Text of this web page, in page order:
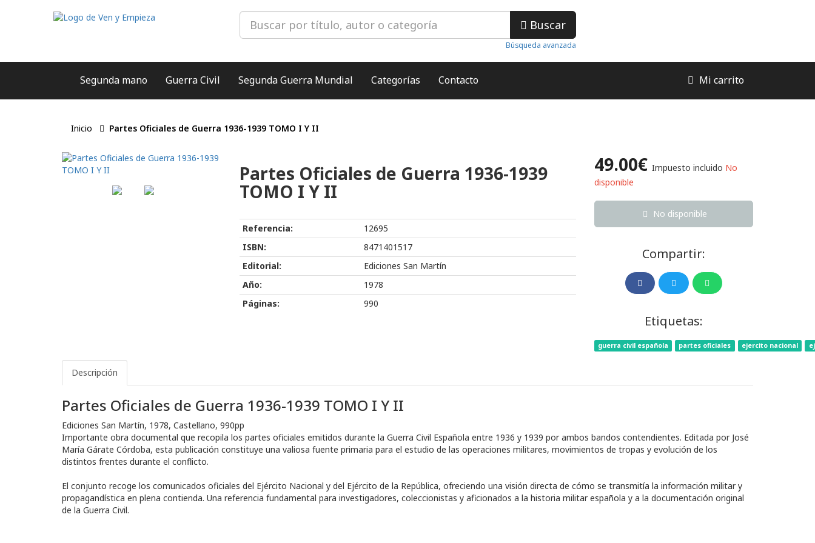
Buscar
Búsqueda avanzada
Segunda mano Guerra Civil Segunda Guerra Mundial Categorías Contacto Mi carrito
Inicio Partes Oficiales de Guerra 1936-1939 TOMO I Y II
Partes Oficiales de Guerra 1936-1939
TOMO I Y II
Referencia:
12695
ISBN:
8471401517
Editorial:
Ediciones San Martín
Año:
1978
Páginas:
990
49.00€ Impuesto incluido No
disponible
No disponible
Compartir:
Etiquetas:
guerra civil española partes oficiales ejercito nacional
Descripción
Partes Oficiales de Guerra 1936-1939 TOMO I Y II
Ediciones San Martín, 1978, Castellano, 990pp
Importante obra documental que recopila los partes oficiales emitidos durante la Guerra Civil Española entre 1936 y 1939 por ambos bandos contendientes. Editada por José
María Gárate Córdoba, esta publicación constituye una valiosa fuente primaria para el estudio de las operaciones militares, movimientos de tropas y evolución de los
distintos frentes durante el conflicto.
El conjunto recoge los comunicados oficiales del Ejército Nacional y del Ejército de la República, ofreciendo una visión directa de cómo se transmitía la información militar y
propagandística en plena contienda. Una referencia fundamental para investigadores, coleccionistas y aficionados a la historia militar española y a la documentación original
de la Guerra Civil.